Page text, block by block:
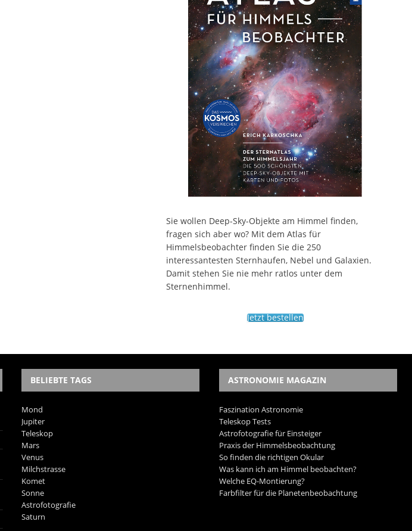
Sie wollen Deep-Sky-Objekte am Himmel finden,
fragen sich aber wo? Mit dem Atlas für
Himmelsbeobachter finden Sie die 250
interessantesten Sternhaufen, Nebel und Galaxien.
Damit stehen Sie nie mehr ratlos unter dem
Sternenhimmel.
Jetzt bestellen
BELIEBTE TAGS
Mond
Jupiter
Teleskop
Mars
Venus
Milchstrasse
Komet
Sonne
Astrofotografie
Saturn
ASTRONOMIE MAGAZIN
Faszination Astronomie
Teleskop Tests
Astrofotografie für Einsteiger
Praxis der Himmelsbeobachtung
So finden die richtigen Okular
Was kann ich am Himmel beobachten?
Welche EQ-Montierung?
Farbfilter für die Planetenbeobachtung